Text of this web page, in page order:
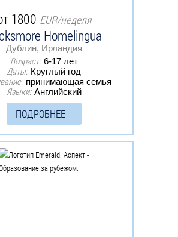
1800 EUR/неделя
Homelingua
Дублин, Ирландия
Возраст: 6-17 лет
Даты: Круглый год
принимающая семья
Языки: Английский
ПОДРОБНЕЕ